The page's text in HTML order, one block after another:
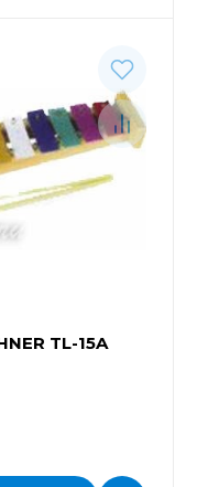
TL-15A